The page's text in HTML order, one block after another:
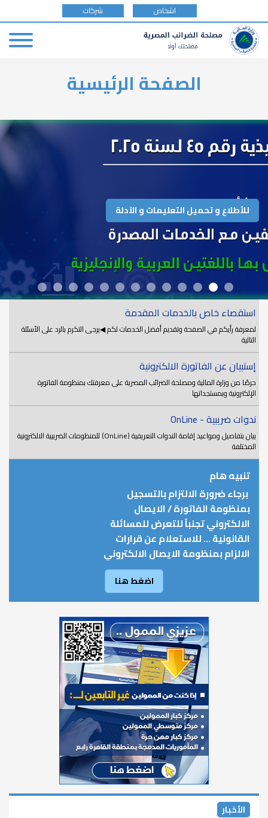
type
اشخاص شركات
الصفحة الرئيسية
للأطلاع و تحميل التعليمات و الآدلة
استقصاء خاص بالخدمات المقدمة
لمعرفة رأيكم في الصفحة وتقديم أفضل الخدمات لكم ◀يرجى التكرم بالرد على الأسئلة
التالية
إستبيان عن الفاتورة الالكترونية
حرصًا من وزارة المالية ومصلحة الضرائب المصرية على معرفتك بمنظومة الفاتورة
الإلكترونية وبمستجداتها
ندوات ضريبية - OnLine
بيان بتفاصيل ومواعيد إقامة الندوات التعريفية (OnLine) للمنظومات الضريبية الالكترونية
المختلفة
تنبيه هام
برجاء ضرورة الالتزام بالتسجيل
بمنظومة الفاتورة / الايصال
الالكتروني تجنباً للتعرض للمسائلة
القانونية ... للاستعلام عن قرارات
الالزام بمنظومة الايصال الالكتروني
اضغط هنا
الأخبار